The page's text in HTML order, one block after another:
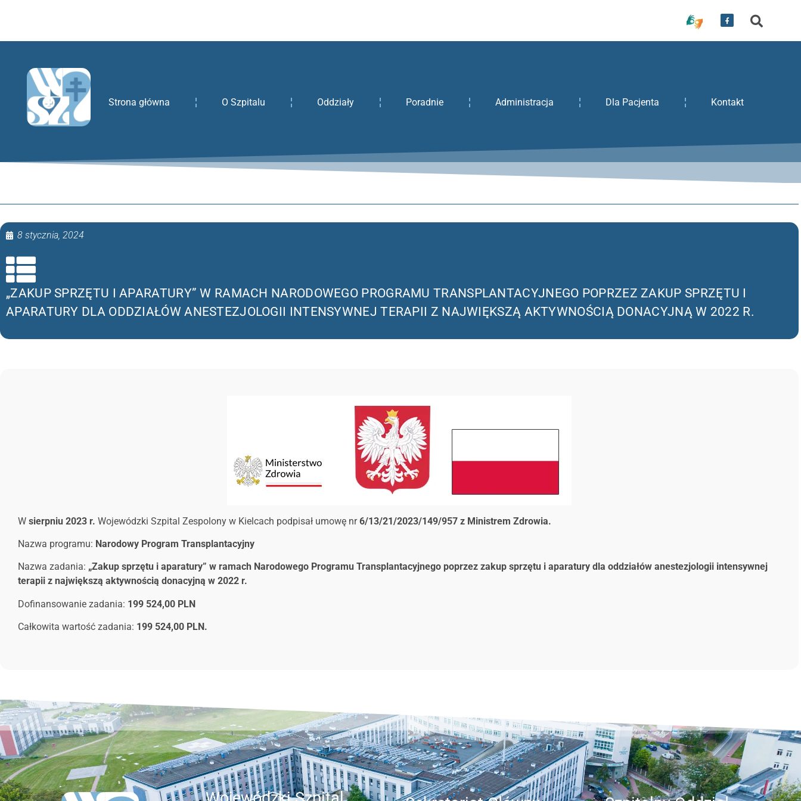
Strona główna O Szpitalu Oddziały Poradnie Administracja Dla Pacjenta Kontakt
8 stycznia, 2024
„ZAKUP SPRZĘTU I APARATURY” W RAMACH NARODOWEGO PROGRAMU TRANSPLANTACYJNEGO POPRZEZ ZAKUP SPRZĘTU I
APARATURY DLA ODDZIAŁÓW ANESTEZJOLOGII INTENSYWNEJ TERAPII Z NAJWIĘKSZĄ AKTYWNOŚCIĄ DONACYJNĄ W 2022 R.
W sierpniu 2023 r. Wojewódzki Szpital Zespolony w Kielcach podpisał umowę nr6/13/21/2023/149/957 z Ministrem Zdrowia.
Nazwa programu: Narodowy Program Transplantacyjny
Nazwa zadania: „Zakup sprzętu i aparatury” w ramach Narodowego Programu Transplantacyjnego poprzez zakup sprzętu i aparatury dla oddziałów anestezjologii intensywnej
terapii z największą aktywnością donacyjną w 2022 r.
Dofinansowanie zadania: 199 524,00 PLN
Całkowita wartość zadania: 199 524,00 PLN.